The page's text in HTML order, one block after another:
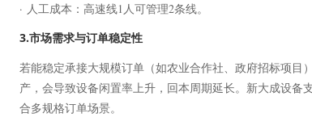
· 人工成本：高速线1人可管理2条线。
3.市场需求与订单稳定性
若能稳定承接大规模订单（如农业合作社、政府招标项目
产，会导致设备闲置率上升，回本周期延长。新大成设
合多规格订单场景。